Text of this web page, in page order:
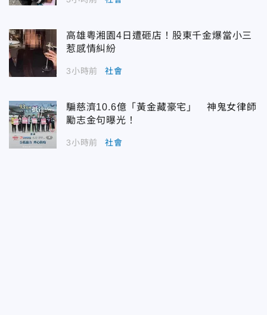
高雄粵湘園4日遭砸店！股東千金爆當小三
惹感情糾紛
3小時前 社會
騙慈濟10.6億「黃金藏豪宅」 神鬼女律師
勵志金句曝光！
3小時前 社會